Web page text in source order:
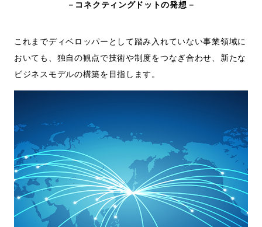
－コネクティングドットの発想－
これまでディベロッパーとして踏み入れていない事業領域に
おいても、独自の観点で技術や制度をつなぎ合わせ、新たな
ビジネスモデルの構築を目指します。